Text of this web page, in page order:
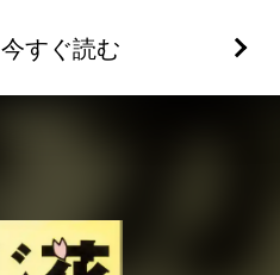
今すぐ読む